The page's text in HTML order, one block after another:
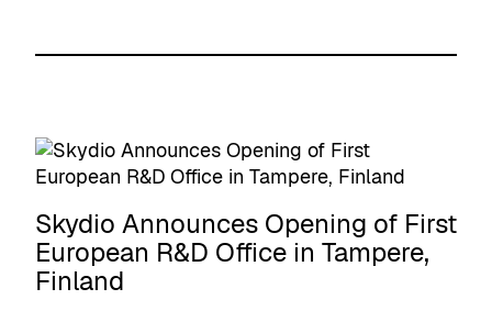
w
t
–
F
w
i
z
o
n
E
Skydio Announces Opening of First
European R&D Office in Tampere,
Finland